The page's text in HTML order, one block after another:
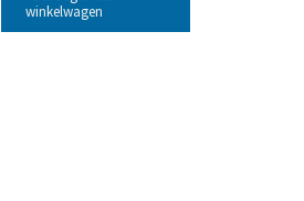
winkelwagen